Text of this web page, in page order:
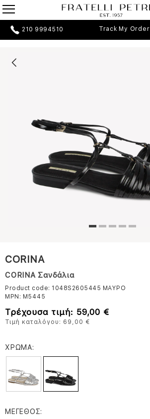
210 9994510 Track My Order
CORINA
CORINA Σανδάλια
Product code: 1048S2605445 ΜΑΥΡΟ
MPN: M5445
Τρέχουσα τιμή: 59,00 €
Τιμή καταλόγου: 69,00 €
ΧΡΩΜΑ:
ΜΕΓΕΘΟΣ: